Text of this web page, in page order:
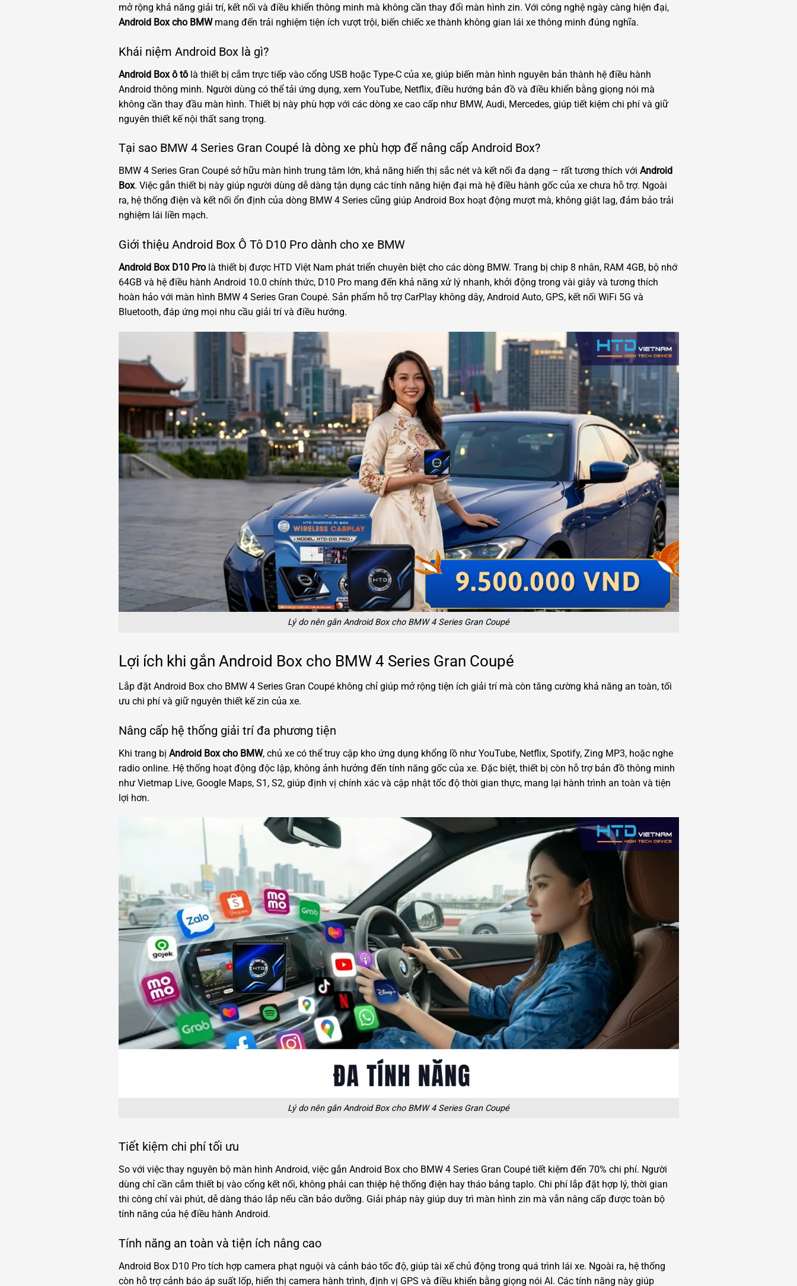
mở rộng khả năng giải trí, kết nối và điều khiển thông minh mà không cần thay đổi màn hình zin. Với công nghệ ngày càng hiện đại,
Android Box cho BMWmang đến trải nghiệm tiện ích vượt trội, biến chiếc xe thành không gian lái xe thông minh đúng nghĩa.
Khái niệm Android Box là gì?
Android Box ô tôlà thiết bị cắm trực tiếp vào cổng USB hoặc Type-C của xe, giúp biến màn hình nguyên bản thành hệ điều hành
Android thông minh. Người dùng có thể tải ứng dụng, xem YouTube, Netflix, điều hướng bản đồ và điều khiển bằng giọng nói mà
không cần thay đầu màn hình. Thiết bị này phù hợp với các dòng xe cao cấp như BMW, Audi, Mercedes, giúp tiết kiệm chi phí và giữ
nguyên thiết kế nội thất sang trọng.
Tại sao BMW 4 Series Gran Coupé là dòng xe phù hợp để nâng cấp Android Box?
BMW 4 Series Gran Coupé sở hữu màn hình trung tâm lớn, khả năng hiển thị sắc nét và kết nối đa dạng – rất tương thích với Android
Box. Việc gắn thiết bị này giúp người dùng dễ dàng tận dụng các tính năng hiện đại mà hệ điều hành gốc của xe chưa hỗ trợ. Ngoài
ra, hệ thống điện và kết nối ổn định của dòng BMW 4 Series cũng giúp Android Box hoạt động mượt mà, không giật lag, đảm bảo trải
nghiệm lái liền mạch.
Giới thiệu Android Box Ô Tô D10 Pro dành cho xe BMW
Android Box D10 Prolà thiết bị được HTD Việt Nam phát triển chuyên biệt cho các dòng BMW. Trang bị chip 8 nhân, RAM 4GB, bộ nhớ
64GB và hệ điều hành Android 10.0 chính thức, D10 Pro mang đến khả năng xử lý nhanh, khởi động trong vài giây và tương thích
hoàn hảo với màn hình BMW 4 Series Gran Coupé. Sản phẩm hỗ trợ CarPlay không dây, Android Auto, GPS, kết nối WiFi 5G và
Bluetooth, đáp ứng mọi nhu cầu giải trí và điều hướng.
Lý do nên gắn Android Box cho BMW 4 Series Gran Coupé
Lợi ích khi gắn Android Box cho BMW 4 Series Gran Coupé
Lắp đặt Android Box cho BMW 4 Series Gran Coupé không chỉ giúp mở rộng tiện ích giải trí mà còn tăng cường khả năng an toàn, tối
ưu chi phí và giữ nguyên thiết kế zin của xe.
Nâng cấp hệ thống giải trí đa phương tiện
Khi trang bị Android Box cho BMW, chủ xe có thể truy cập kho ứng dụng khổng lồ như YouTube, Netflix, Spotify, Zing MP3, hoặc nghe
radio online. Hệ thống hoạt động độc lập, không ảnh hưởng đến tính năng gốc của xe. Đặc biệt, thiết bị còn hỗ trợ bản đồ thông minh
như Vietmap Live, Google Maps, S1, S2, giúp định vị chính xác và cập nhật tốc độ thời gian thực, mang lại hành trình an toàn và tiện
lợi hơn.
Lý do nên gắn Android Box cho BMW 4 Series Gran Coupé
Tiết kiệm chi phí tối ưu
So với việc thay nguyên bộ màn hình Android, việc gắn Android Box cho BMW 4 Series Gran Coupé tiết kiệm đến 70% chi phí. Người
dùng chỉ cần cắm thiết bị vào cổng kết nối, không phải can thiệp hệ thống điện hay tháo bảng taplo. Chi phí lắp đặt hợp lý, thời gian
thi công chỉ vài phút, dễ dàng tháo lắp nếu cần bảo dưỡng. Giải pháp này giúp duy trì màn hình zin mà vẫn nâng cấp được toàn bộ
tính năng của hệ điều hành Android.
Tính năng an toàn và tiện ích nâng cao
Android Box D10 Pro tích hợp camera phạt nguội và cảnh báo tốc độ, giúp tài xế chủ động trong quá trình lái xe. Ngoài ra, hệ thống
còn hỗ trợ cảnh báo áp suất lốp, hiển thị camera hành trình, định vị GPS và điều khiển bằng giọng nói AI. Các tính năng này giúp